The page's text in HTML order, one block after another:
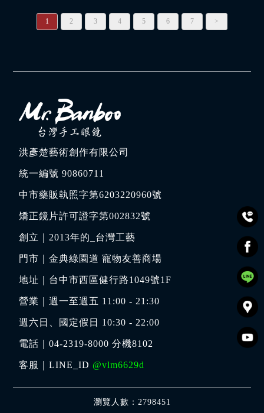
1 2 3 4 5 6 7 >
洪彥楚藝術創作有限公司
統一編號 90860711
中市藥販執照字第6203220960號
矯正鏡片許可證字第002832號
創立｜2013年的_台灣工藝
門市｜金典綠園道 寵物友善商場
地址｜ 台中市西區健行路1049號1F
營業｜週一至週五 11:00 - 21:30
週六日、國定假日 10:30 - 22:00
電話｜04-2319-8000 分機8102
客服｜LINE_ID @vlm6629d
瀏覽人數：2798451